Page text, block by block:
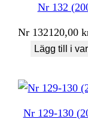
Nr 132
Nr 132120,00
Lägg till i
Nr 129-130